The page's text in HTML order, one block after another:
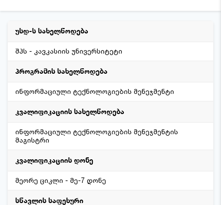
უსდ-ს სახელწოდება
შპს - კავკასიის უნივერსიტეტი
პროგრამის სახელწოდება
ინფორმაციული ტექნოლოგიების მენეჯმენტი
კვალიფიკაციის სახელწოდება
ინფორმაციული ტექნოლოგიების მენეჯმენტის
მაგისტრი
კვალიფიკაციის დონე
მეორე ციკლი - მე-7 დონე
სწავლის საფეხური